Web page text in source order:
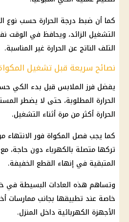
كما أن ضبط درجة الحرارة حسب نوع
التشغيل الزائد، ويحافظ في
التلف الناتج عن الحرارة غير المناسبة.
نصائح سريعة قبل تشغيل
يفضل فرز الملابس قبل بدء الكي
الحرارة المطلوبة، حتى لا يضطر
الحرارة أكثر من مرة أثناء التشغيل.
كما يجب فصل المكواة فور الانتهاء
تركها متصلة بالكهرباء دون حاجة، مع
المتبقية في إنهاء القطع الخفيفة.
وتساهم هذه العادات البسيطة في
خاصة عند تطبيقها بجانب ممارسات
الأجهزة الكهربائية داخل المنزل.